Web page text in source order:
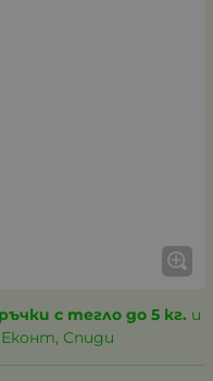
с тегло до 5 кг. и
Спиди